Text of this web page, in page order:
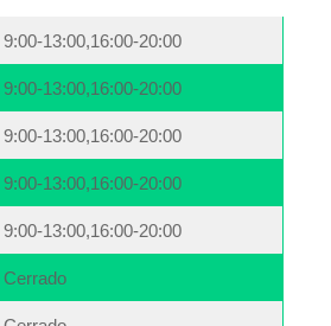
9:00-13:00,16:00-20:00
9:00-13:00,16:00-20:00
9:00-13:00,16:00-20:00
9:00-13:00,16:00-20:00
9:00-13:00,16:00-20:00
Cerrado